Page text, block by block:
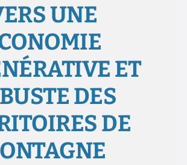
UNE
ET
DES
DE